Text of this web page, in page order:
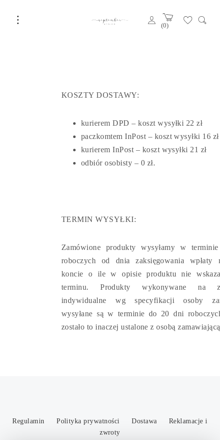
0
KOSZTY DOSTAWY:
kurierem DPD – koszt wysyłki 22 zł
paczkomtem InPost – koszt wysyłki 16 zł
kurierem InPost – koszt wysyłki 21 zł
odbiór osobisty – 0 zł.
TERMIN WYSYŁKI:
Zamówione produkty wysyłamy w
roboczych od dnia zaksięgowania wpłaty
koncie o ile w opisie produktu nie
terminu. Produkty wykonywane na
indywidualne wg specyfikacji osoby
wysyłane są w terminie do 20 dni
zostało to inaczej ustalone z osobą
Regulamin Polityka prywatności Dostawa
Reklamacje i
zwroty